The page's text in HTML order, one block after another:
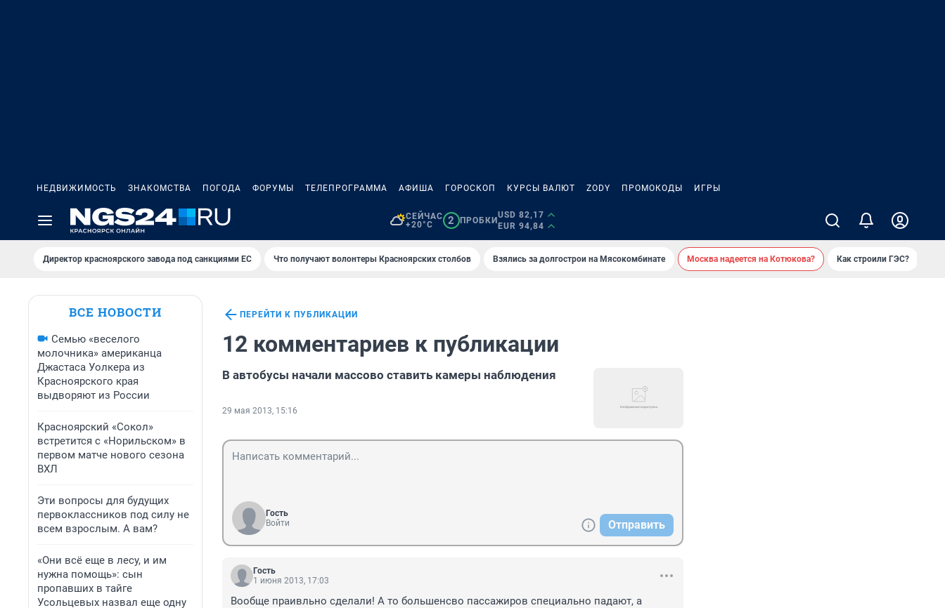
НЕДВИЖИМОСТЬ ЗНАКОМСТВА ПОГОДА ФОРУМЫ ТЕЛЕПРОГРАММА АФИША ГОРОСКОП КУРСЫ ВАЛЮТ ZODY ПРОМОКОДЫ ИГРЫ
СЕЙЧАС
+20°C
2 ПРОБКИ
USD 82,17
EUR 94,84
Директор красноярского завода под санкциями ЕС Что получают волонтеры Красноярских столбов Взялись за долгострои на Мясокомбинате Москва надеется на Котюкова? Как строили ГЭС?
ВСЕ НОВОСТИ
Семью «веселого
молочника» американца
Джастаса Уолкера из
Красноярского края
выдворяют из России
Красноярский «Сокол»
встретится с «Норильском» в
первом матче нового сезона
ВХЛ
Эти вопросы для будущих
первоклассников под силу не
всем взрослым. А вам?
«Они всё еще в лесу, и им
нужна помощь»: сын
пропавших в тайге
Усольцевых назвал еще одну
ПЕРЕЙТИ К ПУБЛИКАЦИИ
12 комментариев к публикации
В автобусы начали массово ставить камеры наблюдения
29 мая 2013, 15:16
Гость
Войти
Отправить
Гость
1 июня 2013, 17:03
Вообще праивльно сделали! А то большенсво пассажиров специально падают, а